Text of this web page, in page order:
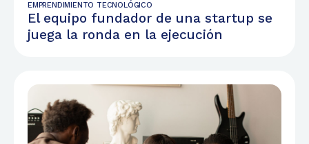
EMPRENDIMIENTO TECNOLÓGICO
El equipo fundador de una startup se
juega la ronda en la ejecución